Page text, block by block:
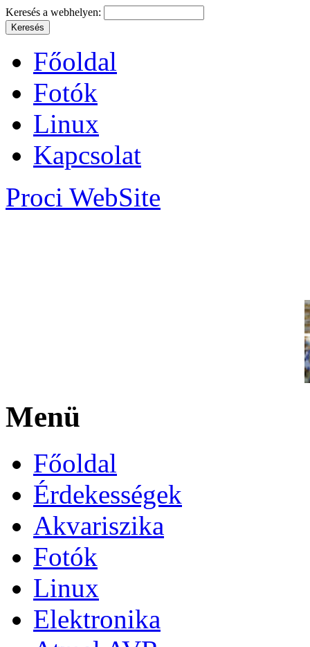
Keresés a webhelyen:
Főoldal
Fotók
Linux
Kapcsolat
Proci WebSite
Menü
Főoldal
Érdekességek
Akvariszika
Fotók
Linux
Elektronika